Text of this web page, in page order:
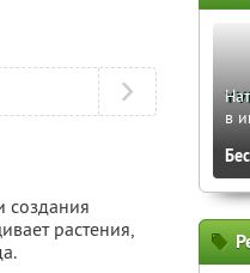
создания
растения,
в